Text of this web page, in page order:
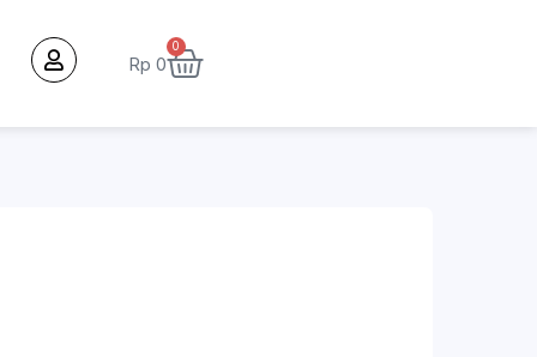
Rp 0
0